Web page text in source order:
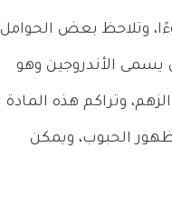
وتلاحظ بعض الحوامل
يسمى الأندروجين وهو
وتراكم هذه المادة
الحبوب، ويمكن